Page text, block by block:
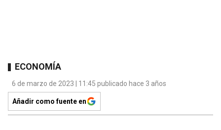
ECONOMÍA
6 de marzo de 2023 | 11:45 publicado hace 3 años
Añadir como fuente en